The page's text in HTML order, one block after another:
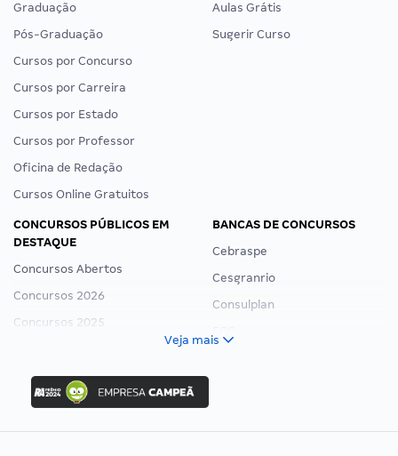
Graduação
Pós-Graduação
Cursos por Concurso
Cursos por Carreira
Cursos por Estado
Cursos por Professor
Oficina de Redação
Cursos Online Gratuitos
Aulas Grátis
Sugerir Curso
CONCURSOS PÚBLICOS EM
DESTAQUE
Concursos Abertos
Concursos 2026
Concursos 2025
Concurso Ibama
Concurso MPU
Editais publicados
BANCAS DE CONCURSOS
Cebraspe
Cesgranrio
Consulplan
Veja mais